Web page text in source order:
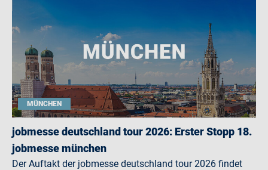
MÜNCHEN
jobmesse deutschland tour 2026: Erster Stopp 18.
jobmesse münchen
Der Auftakt der jobmesse deutschland tour 2026 findet